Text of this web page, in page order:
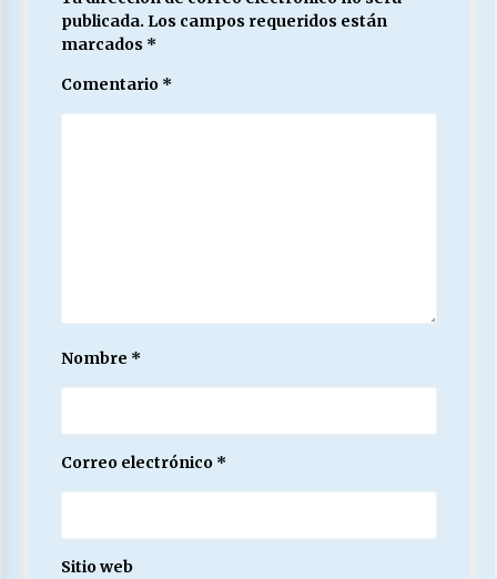
publicada. Los campos requeridos están
marcados *
Comentario *
Nombre *
Correo electrónico *
Sitio web